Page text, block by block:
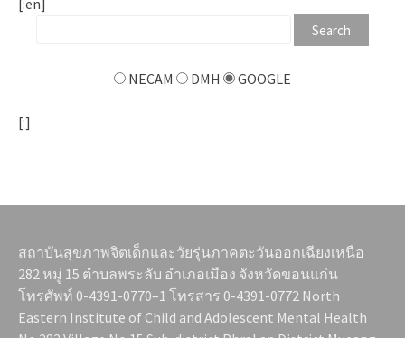
[:en]
NECAM DMH GOOGLE
[:]
สถาบันสุขภาพจิตเด็กและวัยรุ่นภาคตะวันออกเฉียงเหนือ
282 หมู่ 15 ตำบลพระลับ อำเภอเมือง จังหวัดขอนแก่น
โทรศัพท์ 0-4391-0770–1 โทรสาร 0-4391-0772 North
Eastern Institute of Child and Adolescent Mental Health